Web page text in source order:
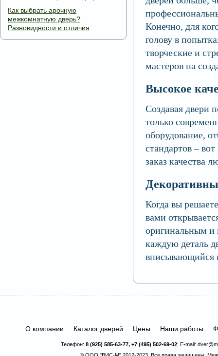
Как выбрать арочную
межкомнатную дверь?
Разновидности и отличия
Конечно, для
голову в
творческие и
мастеров на
Высокое
Создавая двери
только
оборудование,
стандартов –
заказ качества
Когда вы
вами
оригинальным и
каждую деталь
вписывающийся
О компании Каталог дверей Цены Наши работы
Телефон: 8 (925) 585-63-77, +7 (495) 502-69-02; E-mail: